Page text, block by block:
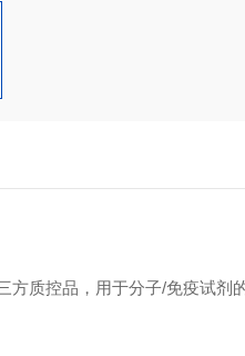
方质控品，用于分子/免疫试剂